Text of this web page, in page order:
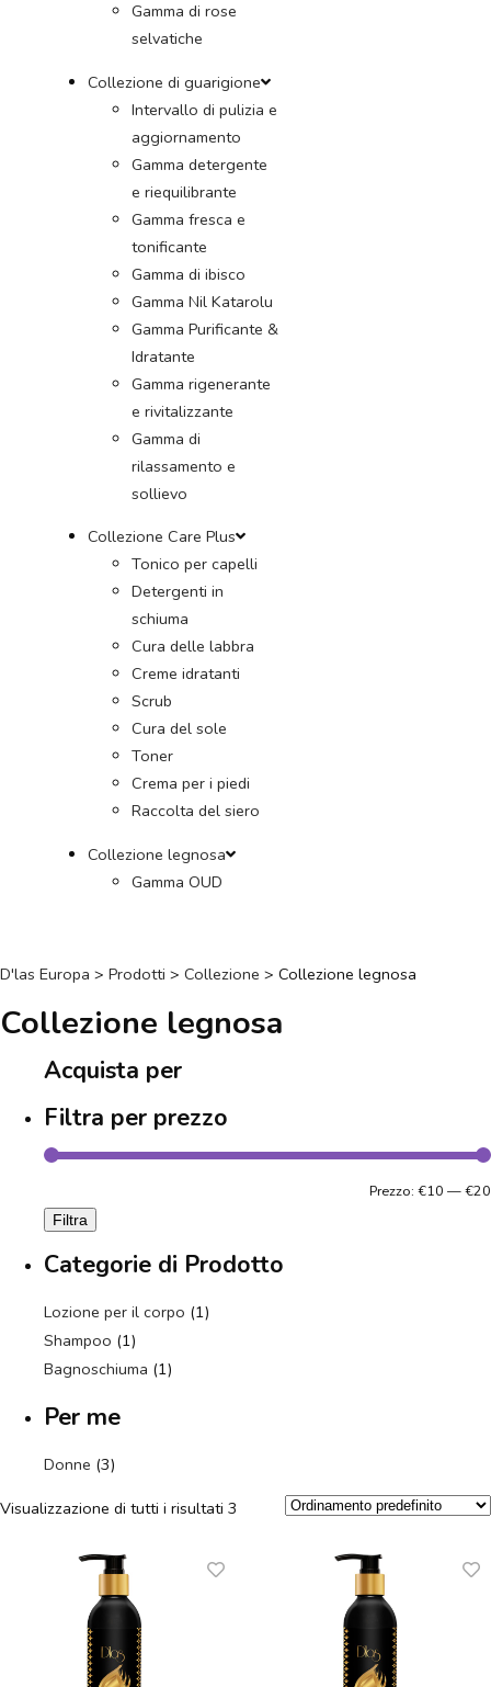
Gamma di rose
selvatiche
Collezione di guarigione
Intervallo di pulizia e
aggiornamento
Gamma detergente
e riequilibrante
Gamma fresca e
tonificante
Gamma di ibisco
Gamma Nil Katarolu
Gamma Purificante &
Idratante
Gamma rigenerante
e rivitalizzante
Gamma di
rilassamento e
sollievo
Collezione Care Plus
Tonico per capelli
Detergenti in
schiuma
Cura delle labbra
Creme idratanti
Scrub
Cura del sole
Toner
Crema per i piedi
Raccolta del siero
Collezione legnosa
Gamma OUD
D'las Europa > Prodotti > Collezione > Collezione legnosa
Collezione legnosa
Acquista per
Filtra per prezzo
Prezzo: €10 —€20
Filtra
Categorie di Prodotto
Lozione per il corpo (1)
Shampoo (1)
Bagnoschiuma (1)
Per me
Donne (3)
Visualizzazione di tutti i risultati 3